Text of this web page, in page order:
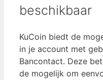
beschikbaar
KuCoin biedt de
in je account met
Bancontact. Deze
de mogelijk om